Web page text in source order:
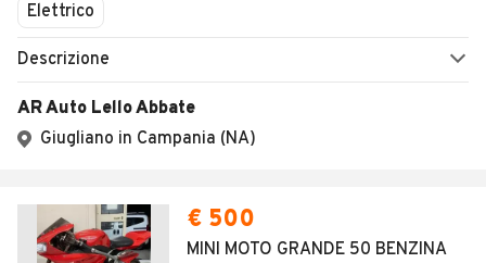
Elettrico
Descrizione
AR Auto Lello Abbate
Giugliano in Campania (NA)
€ 500
MINI MOTO GRANDE 50 BENZINA